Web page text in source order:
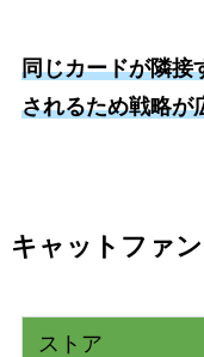
同じカードが隣接
されるため戦略が
キャットファ
ストア